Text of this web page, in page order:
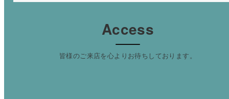
Access
皆様のご来店を心よりお待ちしております。